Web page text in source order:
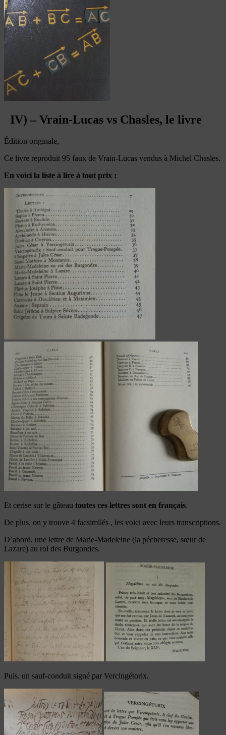
IV) – Vrain-Lucas vs Chasles, le livre
Édition originale,
Ce livre reproduit 95 faux de Vrain-Lucas vendus à Michel Chasles.
En voici la liste à lire à tout prix :
Et cerise sur le gâteau toutes ces lettres sont en français.
De plus, on y trouve 4 facsimilés , les voici avec leurs transcriptions.
D’abord, une lettre de Marie-Madeleine (la pécheresse, sœur de
Lazare) au roi des Burgondes.
Puis, un sauf-conduit signé par Vercingétorix.